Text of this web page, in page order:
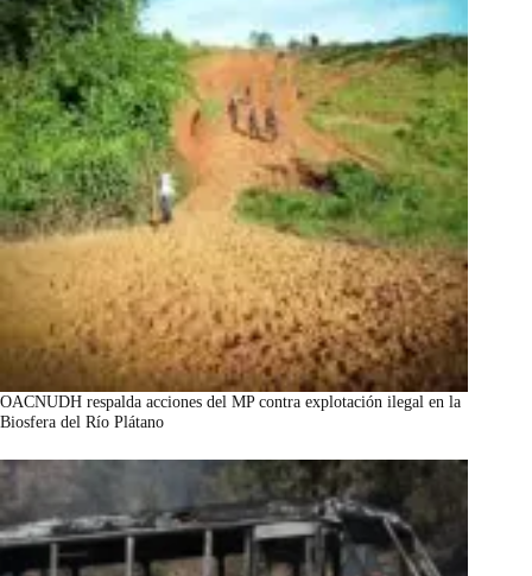
OACNUDH respalda acciones del MP contra explotación ilegal en la
Biosfera del Río Plátano